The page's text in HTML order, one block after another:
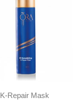
K-Repair Mask